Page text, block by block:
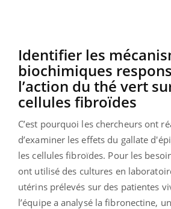
Identifier les
biochimiques
l’action du thé vert
cellules fibroïdes
C’est pourquoi les chercheurs ont
d’examiner les effets du gallate
les cellules fibroïdes. Pour les
ont utilisé des cultures en
utérins prélevés sur des patientes
l’équipe a analysé la fibronectine,